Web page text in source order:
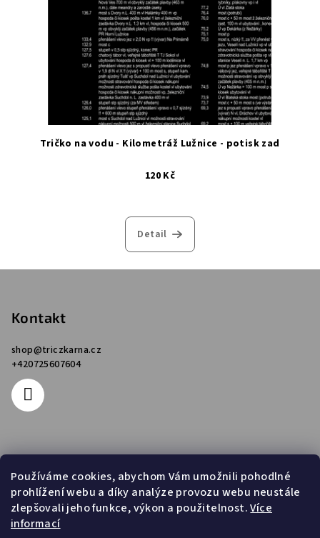
Používáme cookies, abychom Vám umožnili pohodlné
prohlížení webu a díky analýze provozu webu neustále
zlepšovali jeho funkce, výkon a použitelnost.Více
informací
Tričko na vodu - Kilometráž Lužnice - potisk zad
120 Kč
Detail
Kontakt
shop@triczkarna.cz
+420725607604
Obchodní podmínky
Podmínky ochrany osobních údajů
Napište nám